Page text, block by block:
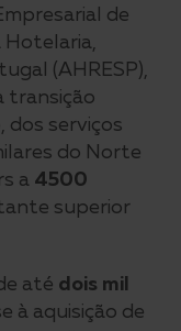
de
Hotelaria,
(AHRESP),
transição
dos serviços
do Norte
a 4500
superior
até dois mil
à aquisição de